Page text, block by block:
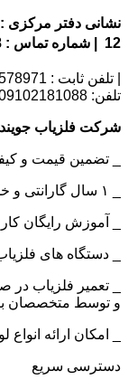
نشانی دفتر مرکزی :
12 | شماره تماس : 09102181088
| تلفن ثابت : 44578971-021 | ساعات تماس همه روزه 9 الی 18
تلفن: 09102181088 – 09102191330
شرکت فلزیاب
_ تضمین قیمت و
_ آموزش رایگان
_ دستگاه های
_ تعمیر فلزیاب در
و توسط متخصصان
_ امکان ارائه انواع
دسترسی سریع